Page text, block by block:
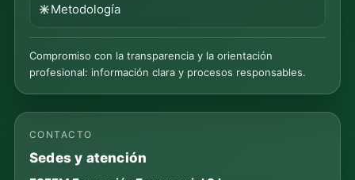
Metodología
Compromiso con la transparencia y la orientación
profesional: información clara y procesos responsables.
CONTACTO
Sedes y atención